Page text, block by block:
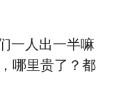
一人出一半嘛
，哪里贵了？都